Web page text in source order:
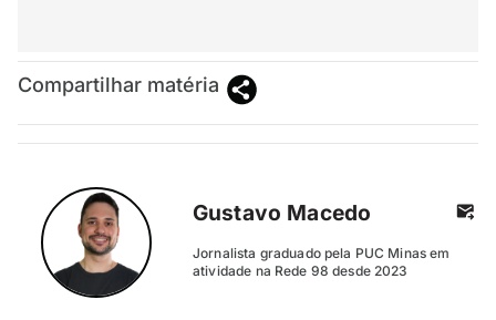
Compartilhar matéria
Gustavo Macedo
Jornalista graduado pela PUC Minas em
atividade na Rede 98 desde 2023